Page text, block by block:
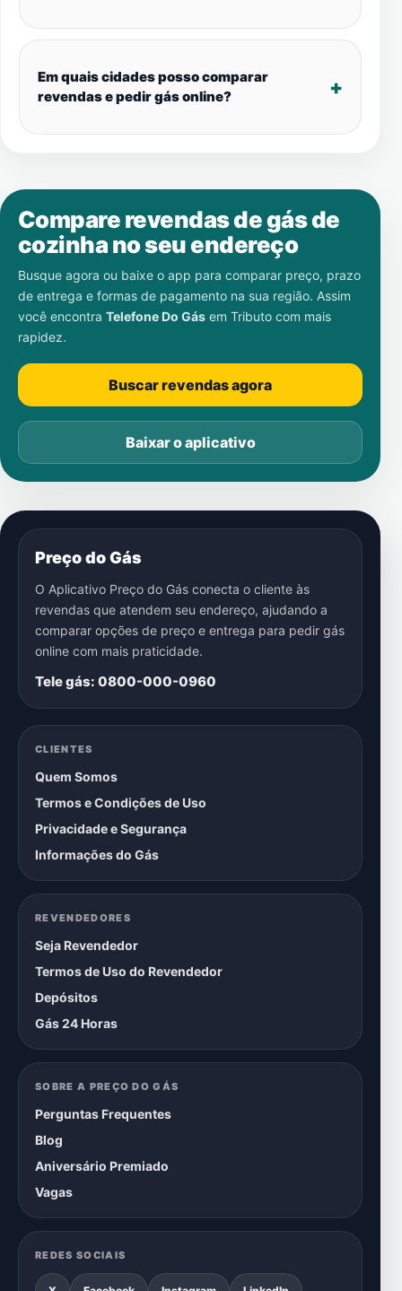
Em quais cidades posso comparar
revendas e pedir gás online?
Compare revendas de gás de
cozinha no seu endereço
Busque agora ou baixe o app para comparar preço, prazo
de entrega e formas de pagamento na sua região. Assim
você encontra Telefone Do Gás em Tributo com mais
rapidez.
Buscar revendas agora
Baixar o aplicativo
Preço do Gás
O Aplicativo Preço do Gás conecta o cliente às
revendas que atendem seu endereço, ajudando a
comparar opções de preço e entrega para pedir gás
online com mais praticidade.
Tele gás: 0800-000-0960
CLIENTES
Quem Somos
Termos e Condições de Uso
Privacidade e Segurança
Informações do Gás
REVENDEDORES
Seja Revendedor
Termos de Uso do Revendedor
Depósitos
Gás 24 Horas
SOBRE A PREÇO DO GÁS
Perguntas Frequentes
Blog
Aniversário Premiado
Vagas
REDES SOCIAIS